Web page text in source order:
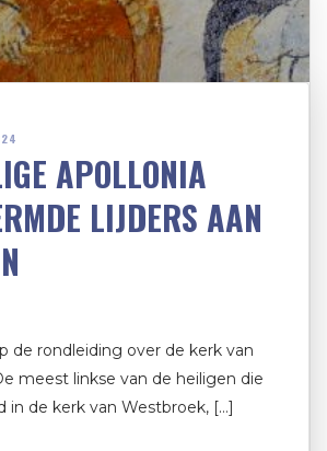
APOLLONIA
LIJDERS AAN
de rondleiding over de kerk van
meest linkse van de heiligen die
in de kerk van Westbroek, […]